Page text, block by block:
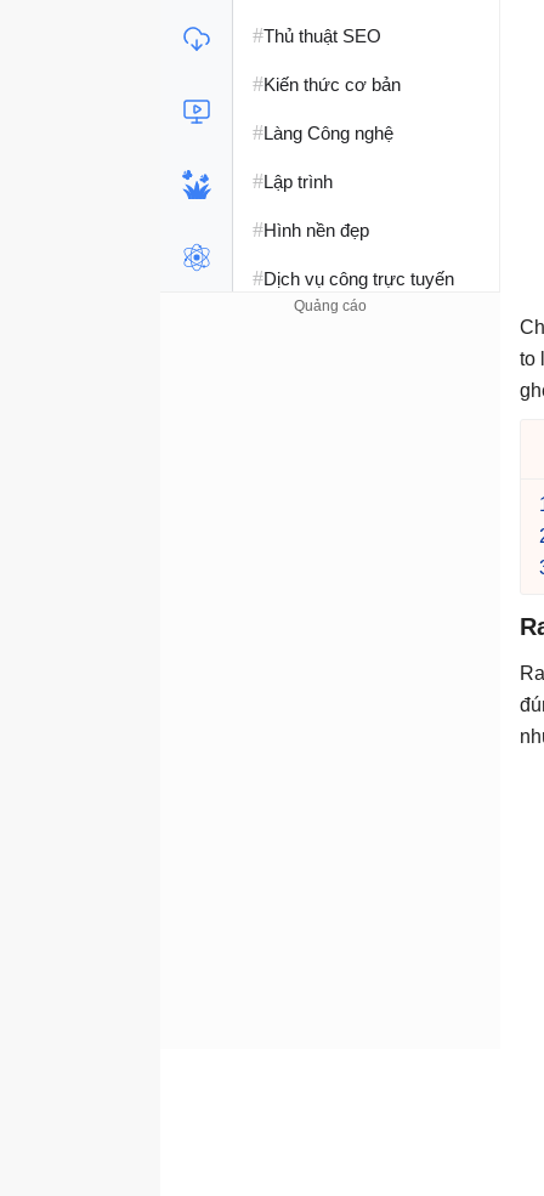
to
#Thủ thuật SEO
#Kiến thức cơ bản
#Làng Công nghệ
#Lập trình
#Hình nền đẹp
#Dịch vụ công trực tuyến